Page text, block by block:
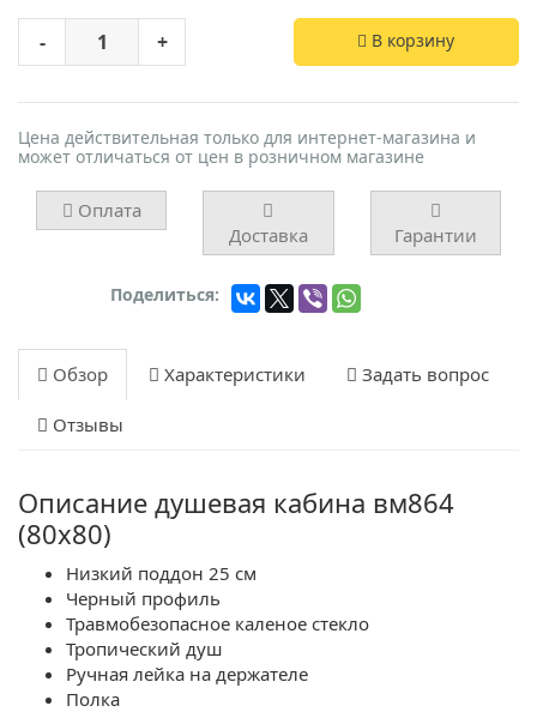
- + В корзину
Цена действительная только для интернет-магазина и
может отличаться от цен в розничном магазине
Оплата
Доставка
Гарантии
Поделиться:
Обзор Характеристики Задать вопрос
Отзывы
Описание душевая кабина вм864
(80х80)
Низкий поддон 25 см
Черный профиль
Травмобезопасное каленое стекло
Тропический душ
Ручная лейка на держателе
Полка